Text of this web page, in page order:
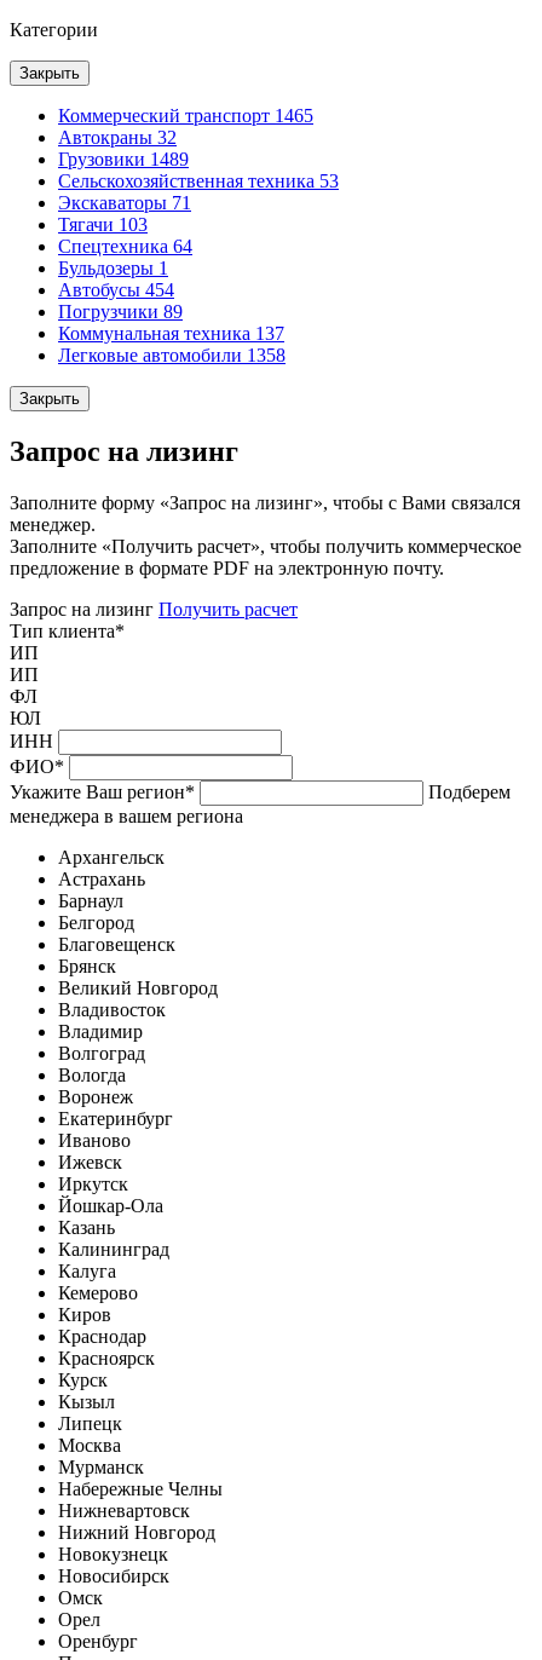
Категории
Закрыть
Коммерческий транспорт 1465
Автокраны 32
Грузовики 1489
Сельскохозяйственная техника 53
Экскаваторы 71
Тягачи 103
Спецтехника 64
Бульдозеры 1
Автобусы 454
Погрузчики 89
Коммунальная техника 137
Легковые автомобили 1358
Закрыть
Запрос на лизинг
Заполните форму «Запрос на лизинг», чтобы с Вами связался
менеджер.
Заполните «Получить расчет», чтобы получить коммерческое
предложение в формате PDF на электронную почту.
Запрос на лизинг Получить расчет
Тип клиента*
ИП
ИП
ФЛ
ЮЛ
ИНН
ФИО*
Укажите Ваш регион*
Подберем
менеджера в вашем региона
Архангельск
Астрахань
Барнаул
Белгород
Благовещенск
Брянск
Великий Новгород
Владивосток
Владимир
Волгоград
Вологда
Воронеж
Екатеринбург
Иваново
Ижевск
Иркутск
Йошкар-Ола
Казань
Калининград
Калуга
Кемерово
Киров
Краснодар
Красноярск
Курск
Кызыл
Липецк
Москва
Мурманск
Набережные Челны
Нижневартовск
Нижний Новгород
Новокузнецк
Новосибирск
Омск
Орел
Оренбург